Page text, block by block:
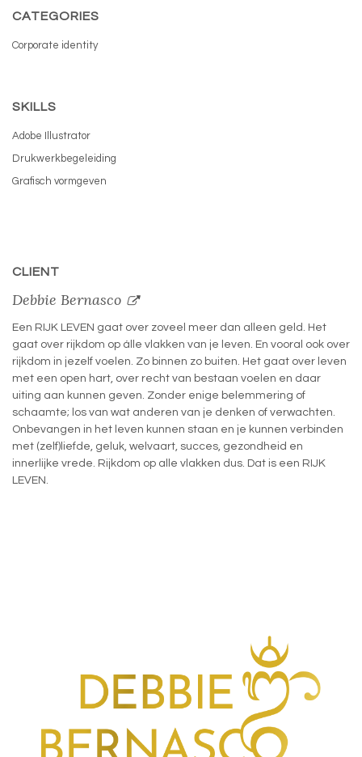
CATEGORIES
Corporate identity
SKILLS
Adobe Illustrator
Drukwerkbegeleiding
Grafisch vormgeven
CLIENT
Debbie Bernasco
Een RIJK LEVEN gaat over zoveel meer dan alleen geld. Het
gaat over rijkdom op álle vlakken van je leven. En vooral ook over
rijkdom in jezelf voelen. Zo binnen zo buiten. Het gaat over leven
met een open hart, over recht van bestaan voelen en daar
uiting aan kunnen geven. Zonder enige belemmering of
schaamte; los van wat anderen van je denken of verwachten.
Onbevangen in het leven kunnen staan en je kunnen verbinden
met (zelf)liefde, geluk, welvaart, succes, gezondheid en
innerlijke vrede. Rijkdom op alle vlakken dus. Dat is een RIJK
LEVEN.